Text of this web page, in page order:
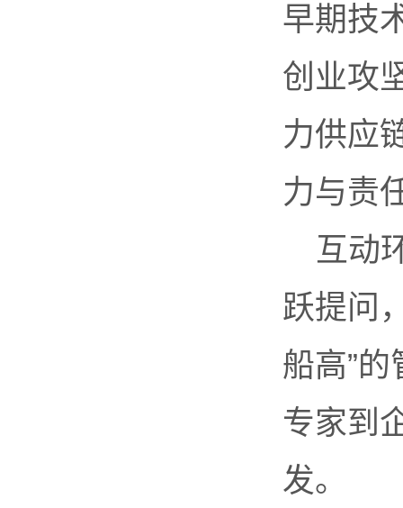
早期技
创业攻
力供应
力与责
互动
跃提问
船高”
专家到
发。